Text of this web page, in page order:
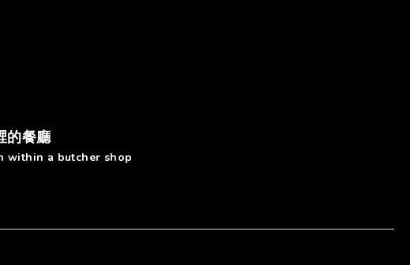
的餐廳
within a butcher shop